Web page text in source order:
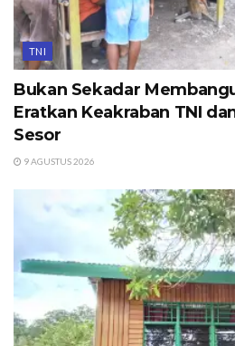
TNI
Bukan Sekadar
Eratkan Keakraban TNI
Sesor
9 AGUSTUS 2026